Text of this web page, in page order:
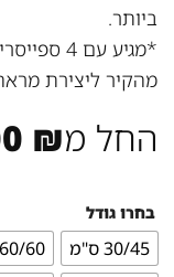
ביותר.
*מגיע
מהקיר ליצירת
החל מ₪
בחרו גודל
30/45 ס"מ 60/60 ס"מ